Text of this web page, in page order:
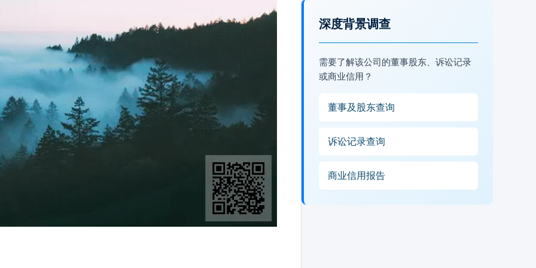
深度背景调查
需要了解该公司的董事股东、诉讼记录
或商业信用？
董事及股东查询
诉讼记录查询
商业信用报告